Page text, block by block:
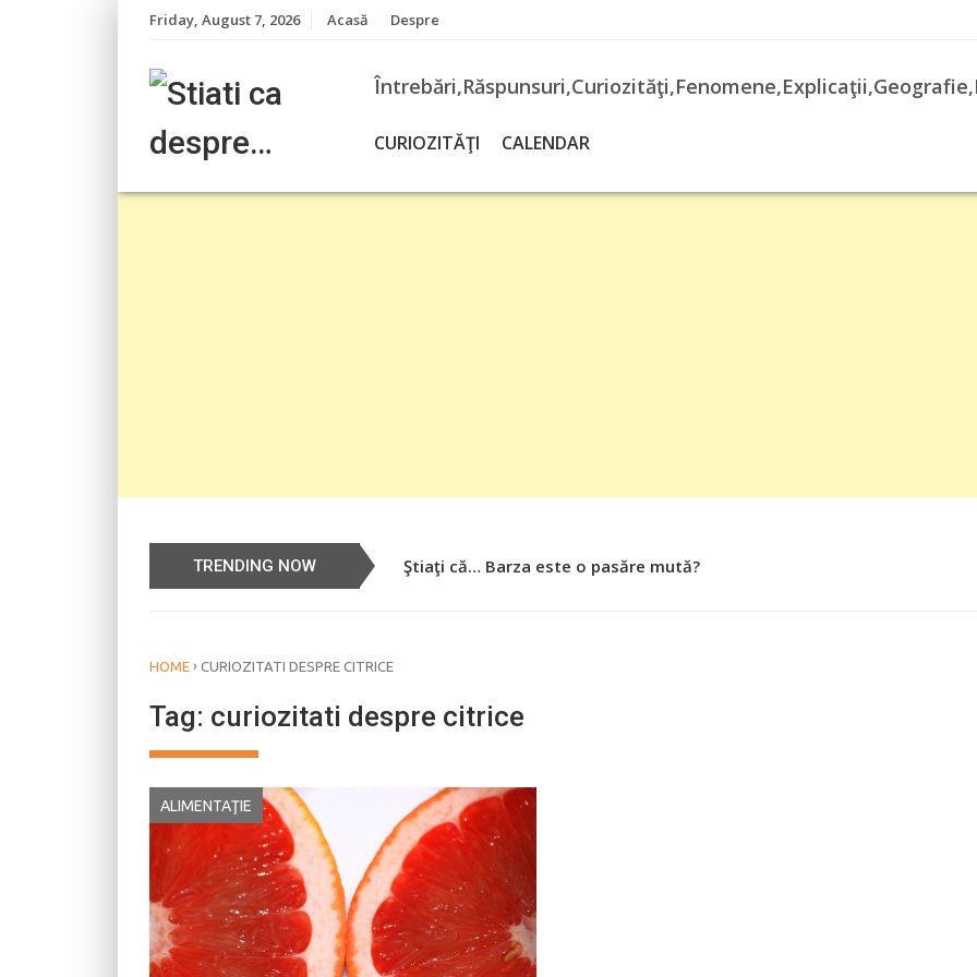
Friday, August 7, 2026 Acasă Despre
CURIOZITĂŢI CALENDAR
TRENDING NOW Ştiaţi că… Barza este o pasăre mută?
Știați că… Roşiile îsi păstrează substanţele benefice organismului
HOME › CURIOZITATI DESPRE CITRICE
Tag: curiozitati despre citrice
ALIMENTAŢIE